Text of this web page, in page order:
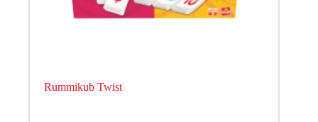
Rummikub Twist